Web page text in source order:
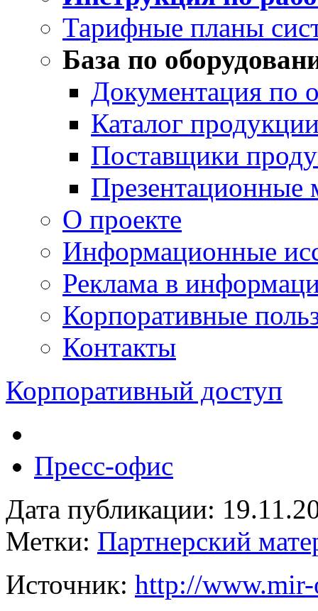
Тарифные планы
База по
Документация по
Каталог
Поставщики
Презентационные
О проекте
Информационные
Реклама в
Корпоративные
Контакты
Корпоративный доступ
Пресс-офис
Дата публикации:
Метки: Партнерский
Источник: http://